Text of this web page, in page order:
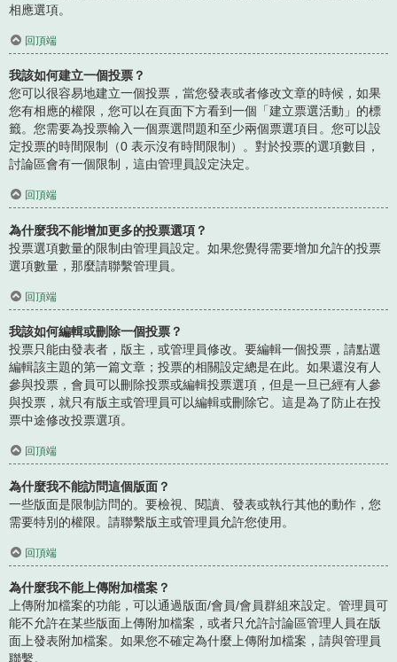
相應選項。
回頂端
我該如何建立一個投票？
您可以很容易地建立一個投票，當您發表或者修改文章的時候，如果
您有相應的權限，您可以在頁面下方看到一個「建立票選活動」的標
籤。您需要為投票輸入一個票選問題和至少兩個票選項目。您可以設
定投票的時間限制（0 表示沒有時間限制）。對於投票的選項數目，
討論區會有一個限制，這由管理員設定決定。
回頂端
為什麼我不能增加更多的投票選項？
投票選項數量的限制由管理員設定。如果您覺得需要增加允許的投票
選項數量，那麼請聯繫管理員。
回頂端
我該如何編輯或刪除一個投票？
投票只能由發表者，版主，或管理員修改。要編輯一個投票，請點選
編輯該主題的第一篇文章；投票的相關設定總是在此。如果還沒有人
參與投票，會員可以刪除投票或編輯投票選項，但是一旦已經有人參
與投票，就只有版主或管理員可以編輯或刪除它。這是為了防止在投
票中途修改投票選項。
回頂端
為什麼我不能訪問這個版面？
一些版面是限制訪問的。要檢視、閱讀、發表或執行其他的動作，您
需要特別的權限。請聯繫版主或管理員允許您使用。
回頂端
為什麼我不能上傳附加檔案？
上傳附加檔案的功能，可以通過版面/會員/會員群組來設定。管理員可
能不允許在某些版面上傳附加檔案，或者只允許討論區管理人員在版
面上發表附加檔案。如果您不確定為什麼上傳附加檔案，請與管理員
聯繫。